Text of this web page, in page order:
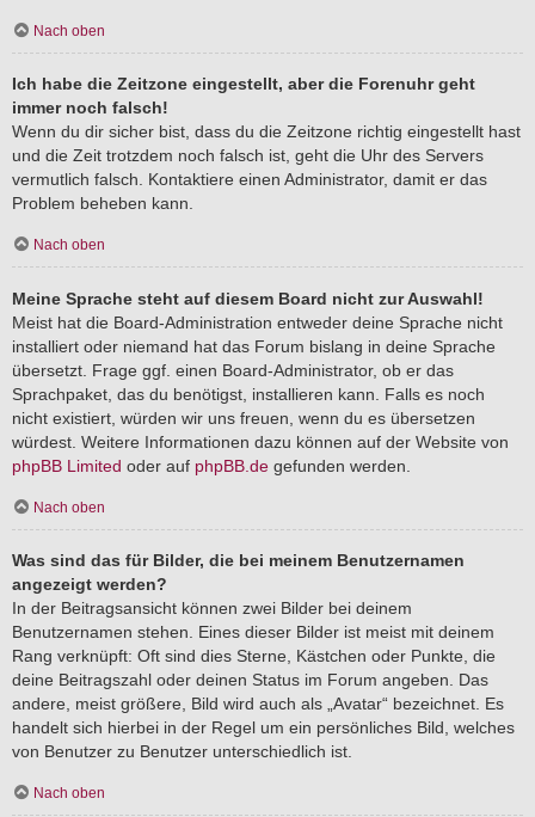
Nach oben
Ich habe die Zeitzone eingestellt, aber die Forenuhr geht
immer noch falsch!
Wenn du dir sicher bist, dass du die Zeitzone richtig eingestellt hast
und die Zeit trotzdem noch falsch ist, geht die Uhr des Servers
vermutlich falsch. Kontaktiere einen Administrator, damit er das
Problem beheben kann.
Nach oben
Meine Sprache steht auf diesem Board nicht zur Auswahl!
Meist hat die Board-Administration entweder deine Sprache nicht
installiert oder niemand hat das Forum bislang in deine Sprache
übersetzt. Frage ggf. einen Board-Administrator, ob er das
Sprachpaket, das du benötigst, installieren kann. Falls es noch
nicht existiert, würden wir uns freuen, wenn du es übersetzen
würdest. Weitere Informationen dazu können auf der Website von
phpBB Limited oder auf phpBB.de gefunden werden.
Nach oben
Was sind das für Bilder, die bei meinem Benutzernamen
angezeigt werden?
In der Beitragsansicht können zwei Bilder bei deinem
Benutzernamen stehen. Eines dieser Bilder ist meist mit deinem
Rang verknüpft: Oft sind dies Sterne, Kästchen oder Punkte, die
deine Beitragszahl oder deinen Status im Forum angeben. Das
andere, meist größere, Bild wird auch als „Avatar“ bezeichnet. Es
handelt sich hierbei in der Regel um ein persönliches Bild, welches
von Benutzer zu Benutzer unterschiedlich ist.
Nach oben